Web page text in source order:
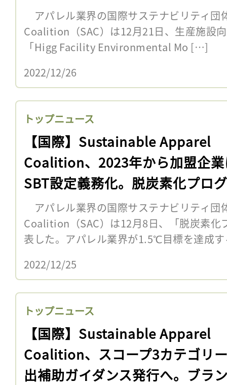
アパレル業界の国際サステナビリティ
Coalition（SAC）は12月21日、生産施設
「Higg Facility Environmental Mo […]
2022/12/26
トップニュース
【国際】Sustainable Apparel
Coalition、2023年から加盟企
SBT設定義務化。脱炭素化プロ
アパレル業界の国際サステナビリティ
Coalition（SAC）は12月8日、「脱炭素化
表した。アパレル業界が1.5℃目標を達成
2022/12/25
トップニュース
【国際】Sustainable Apparel
Coalition、スコープ3カテゴリ
出補助ガイダンス発行へ。ブラ